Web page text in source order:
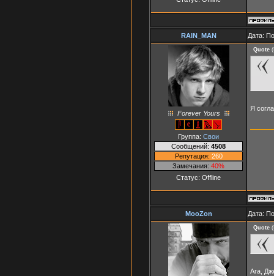
RAIN_MAN Дата:
Forever Yours
Группа: Свои
Сообщений: 4508
Репутация: 260
Замечания: 40%
Статус: Offline
Quote (
Я
MooZon Дата:
Quote (
Ага,